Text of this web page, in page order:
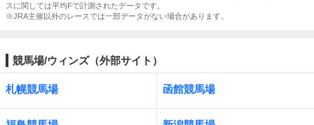
スに関しては平均Fで計測されたデータです。
※JRA主催以外のレースでは一部データがない場合があります。
競馬場/ウィンズ（外部サイト）
札幌競馬場 函館競馬場